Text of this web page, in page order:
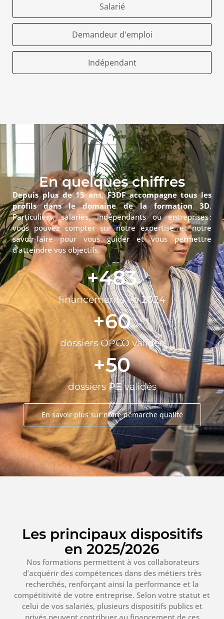
Salarié
Demandeur d'emploi
Indépendant
En quelques chiffres
Depuis plus de 15 ans, F3DF accompagne tous les
profils dans le domaine de la formation 3D.
Particuliers, salariés, indépendants ou entreprises :
vous pouvez compter sur notre expertise et notre
savoir-faire pour vous guider et vous permettre
d’atteindre vos objectifs.
financements en 2024
+483
dossiers OPCO validés
+60
dossiers PE validés
+50
En savoir plus sur notre démarche qualité
Les principaux dispositifs
en 2025/2026
Nos formations permettent à vos collaborateurs
d’acquérir des compétences dans des métiers très
recherchés, renforçant ainsi la performance et la
compétitivité de votre entreprise. Selon votre statut et
celui de vos salariés, plusieurs dispositifs publics et
privés peuvent contribuer au financement de ces